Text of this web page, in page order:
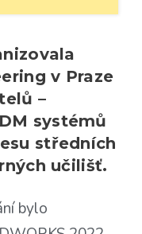
v Praze
–
systémů
středních
učilišť.
bylo